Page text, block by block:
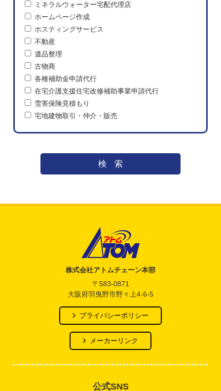
ミネラルウォーター宅配代理店
ホームページ作成
ホスティングサービス
不動産
遺品整理
古物商
各種補助金申請代行
在宅介護支援住宅改修補助事業申請代行
雪害保険見積もり
宅地建物取引・仲介・販売
検索
株式会社アトムチェーン本部
〒583-0871
大阪府羽曳野市野々上4-6-5
プライバシーポリシー
メーカーリンク
公式SNS